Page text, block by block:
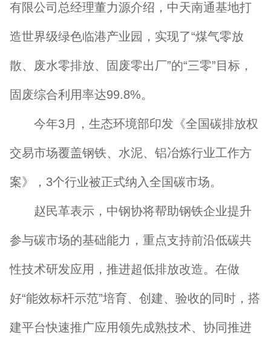
有限公司总经理董力源介绍，中天南通基地打
造世界级绿色临港产业园，实现了“煤气零放
散、废水零排放、固废零出厂”的“三零”目标，
固废综合利用率达99.8%。
今年3月，生态环境部印发《全国碳排放权
交易市场覆盖钢铁、水泥、铝冶炼行业工作方
案》，3个行业被正式纳入全国碳市场。
赵民革表示，中钢协将帮助钢铁企业提升
参与碳市场的基础能力，重点支持前沿低碳共
性技术研发应用，推进超低排放改造。在做
好“能效标杆示范”培育、创建、验收的同时，搭
建平台快速推广应用领先成熟技术、协同推进